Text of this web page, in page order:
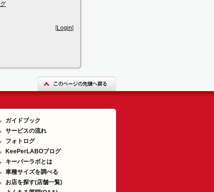
グ
[Login]
ガイドブック
サービスの流れ
フォトログ
KeePerLABOブログ
キーパーラボとは
車種サイズを調べる
お店を探す(店舗一覧)